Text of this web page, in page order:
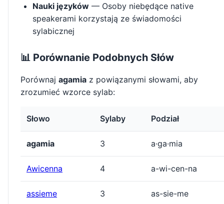
Nauki języków — Osoby niebędące native
speakerami korzystają ze świadomości
sylabicznej
📊 Porównanie Podobnych Słów
Porównaj agamia z powiązanymi słowami, aby
zrozumieć wzorce sylab:
Słowo Sylaby Podział
agamia 3 a·ga·mia
Awicenna 4 a-wi-cen-na
assieme 3 as-sie-me